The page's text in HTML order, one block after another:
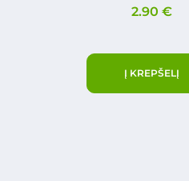
2.90€
Į KREPŠELĮ